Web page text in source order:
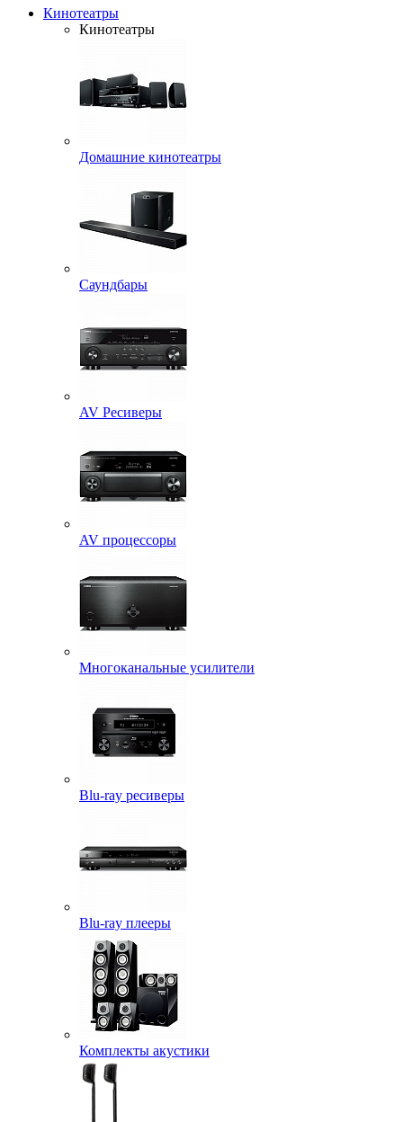
Кинотеатры
Кинотеатры
Домашние кинотеатры
Саундбары
AV Ресиверы
AV процессоры
Многоканальные усилители
Blu-ray ресиверы
Blu-ray плееры
Комплекты акустики